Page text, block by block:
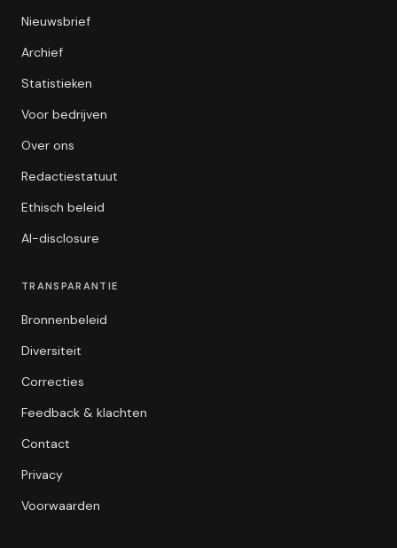
Nieuwsbrief
Archief
Statistieken
Voor bedrijven
Over ons
Redactiestatuut
Ethisch beleid
AI-disclosure
TRANSPARANTIE
Bronnenbeleid
Diversiteit
Correcties
Feedback & klachten
Contact
Privacy
Voorwaarden